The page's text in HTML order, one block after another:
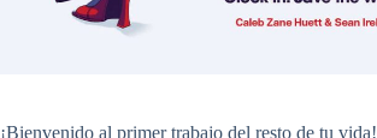
¡Bienvenido al primer trabajo del resto de tu vida!